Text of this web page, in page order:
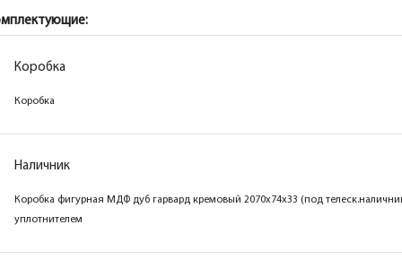
Коробка
Коробка
Наличник
Коробка фигурная МДФ дуб гарвард кремовый 2070х74х33 (под
уплотнителем